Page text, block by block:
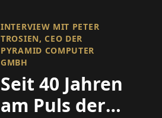
INTERVIEW MIT PETER
TROSIEN, CEO DER
PYRAMID COMPUTER
GMBH
Seit 40 Jahren
am Puls der